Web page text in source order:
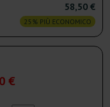
58,50 €
25% PIÙ ECONOMICO
€